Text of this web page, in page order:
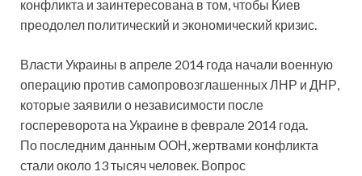
конфликта и заинтересована в том, чтобы Киев
преодолел политический и экономический кризис.
Власти Украины в апреле 2014 года начали военную
операцию против самопровозглашенных ЛНР и ДНР,
которые заявили о независимости после
госпереворота на Украине в феврале 2014 года.
По последним данным ООН, жертвами конфликта
стали около 13 тысяч человек. Вопрос